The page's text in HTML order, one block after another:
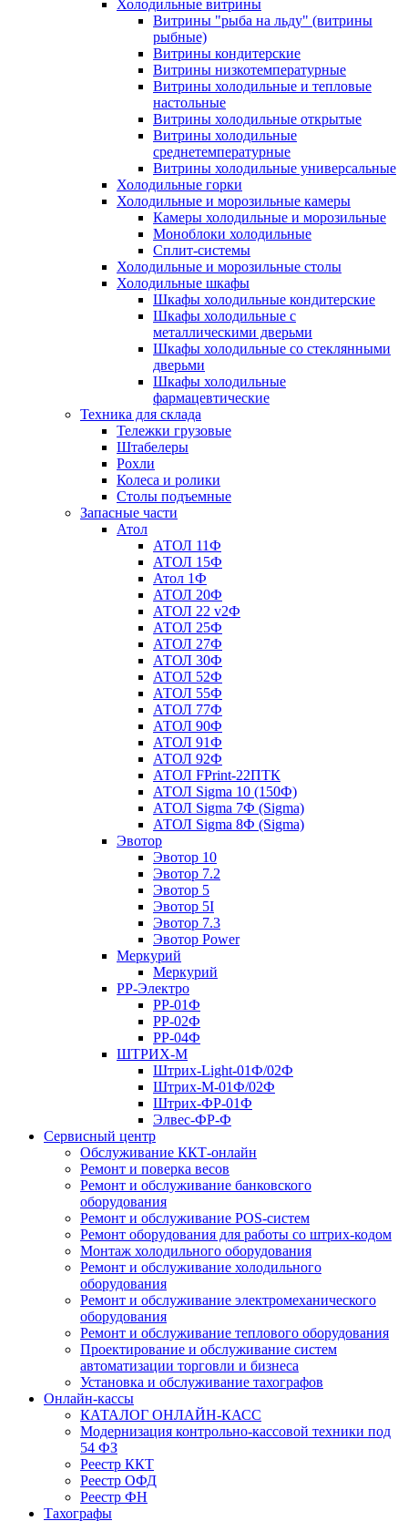
Холодильные витрины
Витрины "рыба на льду" (витрины
рыбные)
Витрины кондитерские
Витрины низкотемпературные
Витрины холодильные и тепловые
настольные
Витрины холодильные открытые
Витрины холодильные
среднетемпературные
Витрины холодильные универсальные
Холодильные горки
Холодильные и морозильные камеры
Камеры холодильные и морозильные
Моноблоки холодильные
Сплит-системы
Холодильные и морозильные столы
Холодильные шкафы
Шкафы холодильные кондитерские
Шкафы холодильные с
металлическими дверьми
Шкафы холодильные со стеклянными
дверьми
Шкафы холодильные
фармацевтические
Техника для склада
Тележки грузовые
Штабелеры
Рохли
Колеса и ролики
Столы подъемные
Запасные части
Атол
АТОЛ 11Ф
АТОЛ 15Ф
Атол 1Ф
АТОЛ 20Ф
АТОЛ 22 v2Ф
АТОЛ 25Ф
АТОЛ 27Ф
АТОЛ 30Ф
АТОЛ 52Ф
АТОЛ 55Ф
АТОЛ 77Ф
АТОЛ 90Ф
АТОЛ 91Ф
АТОЛ 92Ф
АТОЛ FPrint-22ПТК
АТОЛ Sigma 10 (150Ф)
АТОЛ Sigma 7Ф (Sigma)
АТОЛ Sigma 8Ф (Sigma)
Эвотор
Эвотор 10
Эвотор 7.2
Эвотор 5
Эвотор 5I
Эвотор 7.3
Эвотор Power
Меркурий
Меркурий
РР-Электро
РР-01Ф
РР-02Ф
РР-04Ф
ШТРИХ-М
Штрих-Light-01Ф/02Ф
Штрих-М-01Ф/02Ф
Штрих-ФР-01Ф
Элвес-ФР-Ф
Сервисный центр
Обслуживание ККТ-онлайн
Ремонт и поверка весов
Ремонт и обслуживание банковского
оборудования
Ремонт и обслуживание POS-систем
Ремонт оборудования для работы со штрих-кодом
Монтаж холодильного оборудования
Ремонт и обслуживание холодильного
оборудования
Ремонт и обслуживание электромеханического
оборудования
Ремонт и обслуживание теплового оборудования
Проектирование и обслуживание систем
автоматизации торговли и бизнеса
Установка и обслуживание тахографов
Онлайн-кассы
КАТАЛОГ ОНЛАЙН-КАСС
Модернизация контрольно-кассовой техники под
54 ФЗ
Реестр ККТ
Реестр ОФД
Реестр ФН
Тахографы